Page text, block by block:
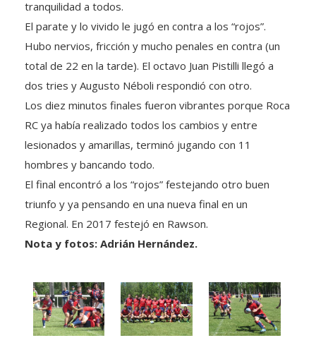
El parate y lo vivido le jugó en contra a los “rojos”.
Hubo nervios, fricción y mucho penales en contra (un
total de 22 en la tarde). El octavo Juan Pistilli llegó a
dos tries y Augusto Néboli respondió con otro.
Los diez minutos finales fueron vibrantes porque Roca
RC ya había realizado todos los cambios y entre
lesionados y amarillas, terminó jugando con 11
hombres y bancando todo.
El final encontró a los “rojos” festejando otro buen
triunfo y ya pensando en una nueva final en un
Regional. En 2017 festejó en Rawson.
Nota y fotos: Adrián Hernández.